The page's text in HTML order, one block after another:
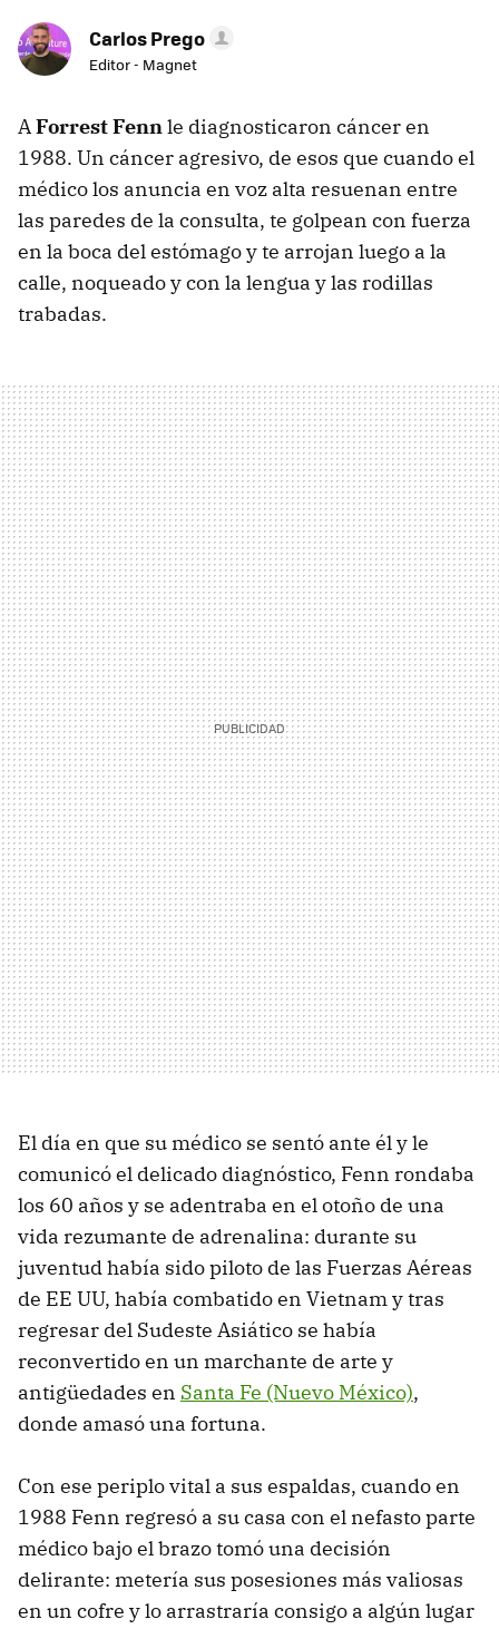
Carlos Prego
Editor - Magnet
AForrest Fennle diagnosticaron cáncer en
1988. Un cáncer agresivo, de esos que cuando el
médico los anuncia en voz alta resuenan entre
las paredes de la consulta, te golpean con fuerza
en la boca del estómago y te arrojan luego a la
calle, noqueado y con la lengua y las rodillas
trabadas.
El día en que su médico se sentó ante él y le
comunicó el delicado diagnóstico, Fenn rondaba
los 60 años y se adentraba en el otoño de una
vida rezumante de adrenalina: durante su
juventud había sido piloto de las Fuerzas Aéreas
de EE UU, había combatido en Vietnam y tras
regresar del Sudeste Asiático se había
reconvertido en un marchante de arte y
antigüedades en Santa Fe (Nuevo México),
donde amasó una fortuna.
Con ese periplo vital a sus espaldas, cuando en
1988 Fenn regresó a su casa con el nefasto parte
médico bajo el brazo tomó una decisión
delirante: metería sus posesiones más valiosas
en un cofre y lo arrastraría consigo a algún lugar